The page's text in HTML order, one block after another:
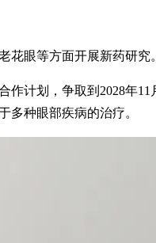
花眼等方面开展新药研究。
作计划，争取到2028年
多种眼部疾病的治疗。